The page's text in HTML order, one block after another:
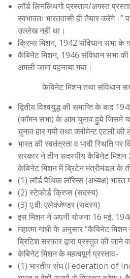
लॉर्ड लिनलिथगो प्रस्ताव/अगस्त
स्वभावतः भारतवासी ही तैयार करेंगे।”
उल्लेख नहीं था।
क्रिप्स मिशन, 1942 संविधान सभा के
कैबिनेट मिशन, 1946 संविधान सभा
अमली जामा पहनाया गया।
केबिनेट मिशन तथा संविधान
द्वितीय विश्वयुद्ध की समाप्ति के बाद
(कॉमन सभा) के आम चुनाव हुये जिसमें
चुनाव हार गयी तथा क्लीमेन्ट एटली की
भारत की स्वतंत्रता व भावी स्थिति पर
सरकार ने तीन सदस्यीय कैबिनेट मिशन
केबिनेट मिशन में ब्रिटेन मंत्रीमंडल के
(1) लॉर्ड पैथिक लॉरेन्स (अध्यक्ष) भारत
(2) स्टेफोर्ड क्रिप्स (सदस्य)
(3) ए.वी. एलेक्जेण्डर (सदस्य)
इस मिशन ने अपनी योजना 16 मई,
महात्मा गांधी के अनुसार “कैबिनेट
ब्रिटिश सरकार द्वारा प्रस्तुत की जाने
केबिनेट मिशन के महत्वपूर्ण प्रस्ताव-
(1) भारतीय संघ (Federation of